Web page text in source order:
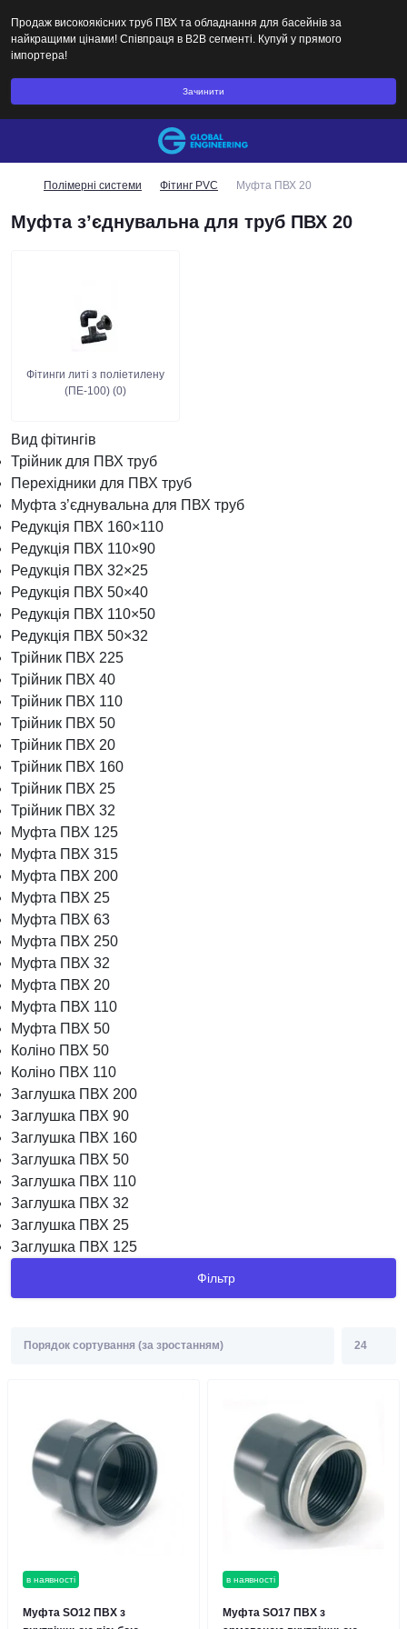
Продаж високоякісних труб ПВХ та обладнання для басейнів за
найкращими цінами! Співпраця в B2B сегменті. Купуй у прямого
імпортера!
Зачинити
Полімерні системи Фітинг PVC Муфта ПВХ 20
Муфта з’єднувальна для труб ПВХ 20
Фітинги литі з поліетилену
(ПЕ-100) (0)
Вид фітингів
Трійник для ПВХ труб
Перехідники для ПВХ труб
Муфта з’єднувальна для ПВХ труб
Редукція ПВХ 160×110
Редукція ПВХ 110×90
Редукція ПВХ 32×25
Редукція ПВХ 50×40
Редукція ПВХ 110×50
Редукція ПВХ 50×32
Трійник ПВХ 225
Трійник ПВХ 40
Трійник ПВХ 110
Трійник ПВХ 50
Трійник ПВХ 20
Трійник ПВХ 160
Трійник ПВХ 25
Трійник ПВХ 32
Муфта ПВХ 125
Муфта ПВХ 315
Муфта ПВХ 200
Муфта ПВХ 25
Муфта ПВХ 63
Муфта ПВХ 250
Муфта ПВХ 32
Муфта ПВХ 20
Муфта ПВХ 110
Муфта ПВХ 50
Коліно ПВХ 50
Коліно ПВХ 110
Заглушка ПВХ 200
Заглушка ПВХ 90
Заглушка ПВХ 160
Заглушка ПВХ 50
Заглушка ПВХ 110
Заглушка ПВХ 32
Заглушка ПВХ 25
Заглушка ПВХ 125
Фільтр
в наявності
Муфта SO12 ПВХ з
в наявності
Муфта SO17 ПВХ з